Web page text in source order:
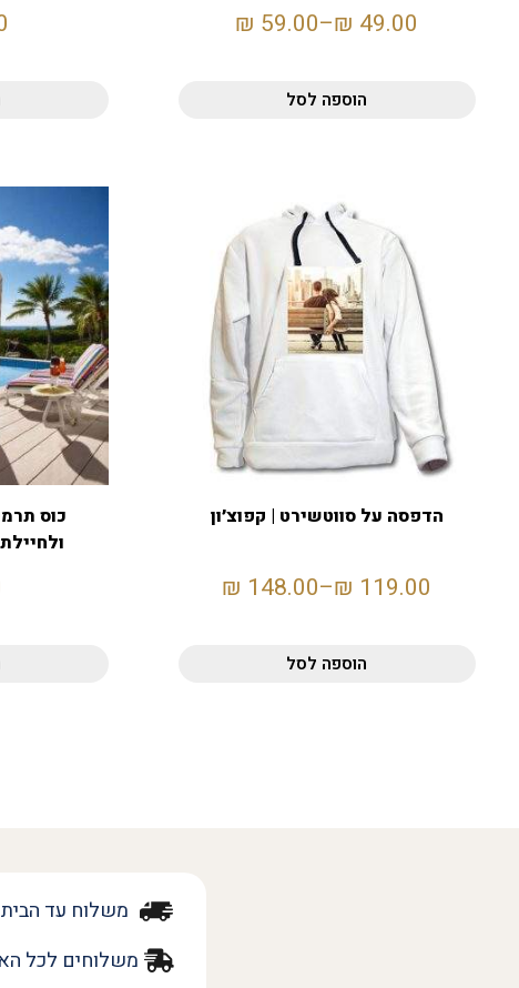
49.00
₪
–
59.00
₪
הוספה לסל
הדפסה על סווטשירט | קפוצ׳ון
119.00
₪
–
148.00
₪
הוספה לסל
כוס
ולחיילת | 600 מ"ל |
משלוח עד הבית
משלוחים לכל